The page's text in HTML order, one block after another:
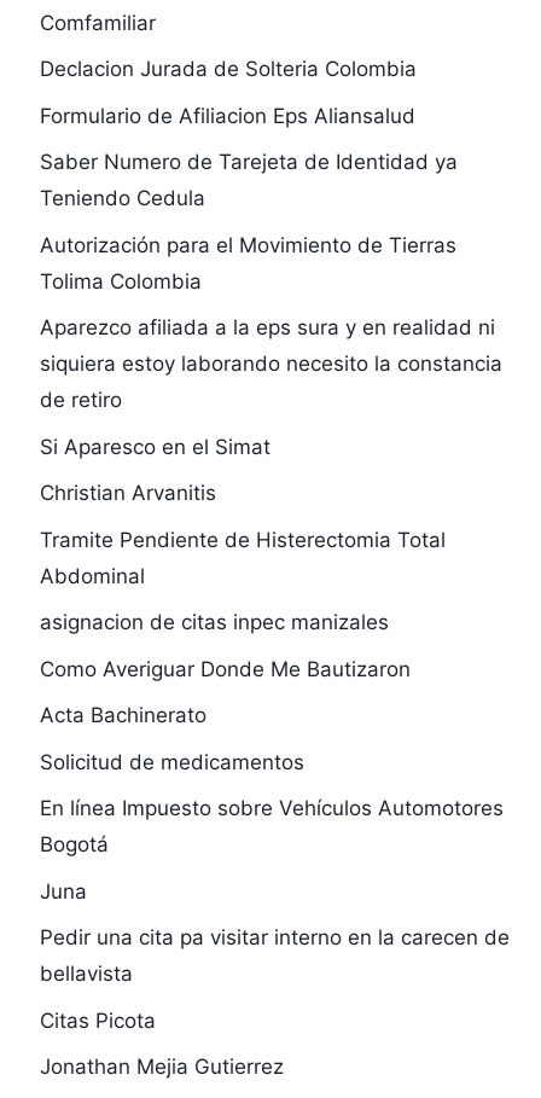
Comfamiliar
Declacion Jurada de Solteria Colombia
Formulario de Afiliacion Eps Aliansalud
Saber Numero de Tarejeta de Identidad ya
Teniendo Cedula
Autorización para el Movimiento de Tierras
Tolima Colombia
Aparezco afiliada a la eps sura y en realidad ni
siquiera estoy laborando necesito la constancia
de retiro
Si Aparesco en el Simat
Christian Arvanitis
Tramite Pendiente de Histerectomia Total
Abdominal
asignacion de citas inpec manizales
Como Averiguar Donde Me Bautizaron
Acta Bachinerato
Solicitud de medicamentos
En línea Impuesto sobre Vehículos Automotores
Bogotá
Juna
Pedir una cita pa visitar interno en la carecen de
bellavista
Citas Picota
Jonathan Mejia Gutierrez